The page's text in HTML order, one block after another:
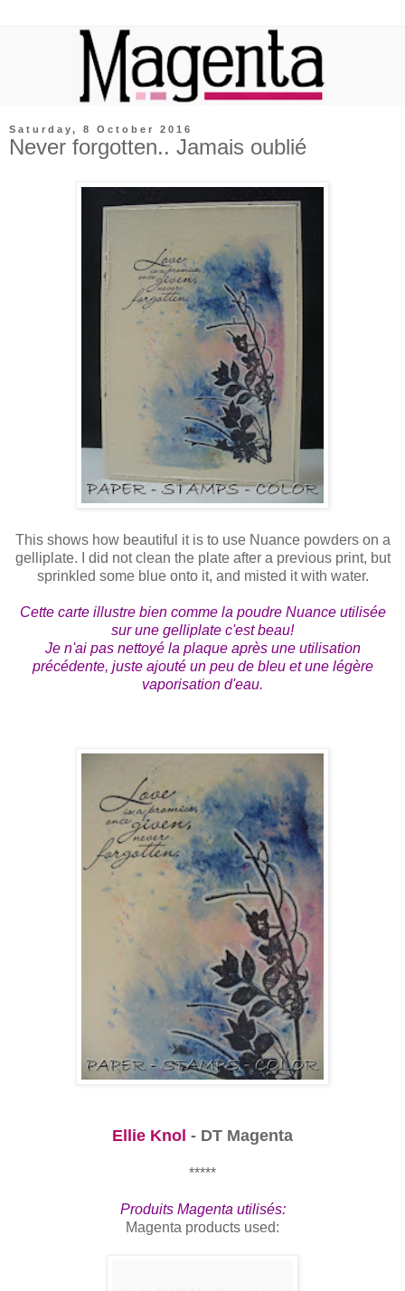
Saturday, 8 October 2016
Never forgotten.. Jamais oublié
This shows how beautiful it is to use Nuance powders on a
gelliplate. I did not clean the plate after a previous print, but
sprinkled some blue onto it, and misted it with water.
Cette carte illustre bien comme la poudre Nuance utilisée
sur une gelliplate c'est beau!
Je n'ai pas nettoyé la plaque après une utilisation
précédente, juste ajouté un peu de bleu et une légère
vaporisation d'eau.
Ellie Knol - DT Magenta
*****
Produits Magenta utilisés:
Magenta products used: